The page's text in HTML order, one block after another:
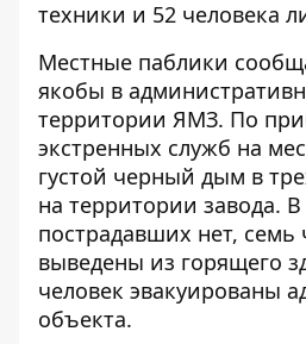
техники и 52 человека
Местные паблики
якобы в
территории ЯМЗ. По
экстренных служб на
густой черный дым в
на территории завода.
пострадавших нет, семь
выведены из горящего
человек эвакуированы
объекта.